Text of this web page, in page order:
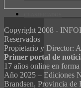
Copyright 2008 -
Reservados
Propietario y Director:
Primer portal de
17 años online en
Año 2025 – Ediciones
Brandsen, Provincia de